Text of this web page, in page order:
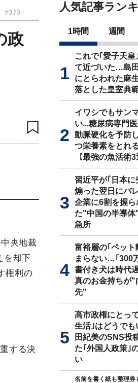
#373
政
央地裁
を却下
権利の
する決
人気記事ラン
1時間 週間
これで｢愛子天皇
て近づいた…島
にとらわれた麻
落とした皇室典
イワシでもサン
い...糖尿病専門
動脈硬化を予防
つ栄養素をとれ
【最強の魚活術3
習近平が｢日本に
煽った翌日にバ
企業に6割を握ら
た"中国の半導
急所
富裕層の｢ペット
まらない…｢300
書付き犬は時代
真のお金持ちが"
先"
高市政権にとっ
生活｣はどうで
田紀美のSNS投
た｢外国人政策｣
い
名前を書く紙も整理